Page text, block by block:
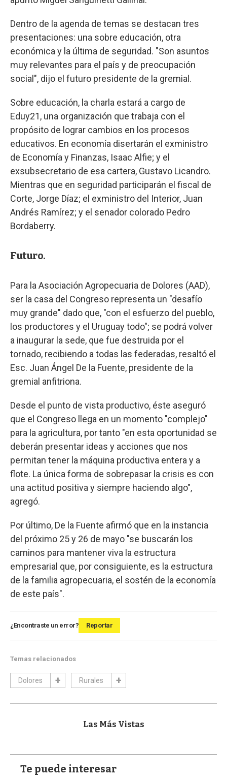
Dentro de la agenda de temas se destacan tres
presentaciones: una sobre educación, otra
económica y la última de seguridad. "Son asuntos
muy relevantes para el país y de preocupación
social", dijo el futuro presidente de la gremial.
Sobre educación, la charla estará a cargo de
Eduy21, una organización que trabaja con el
propósito de lograr cambios en los procesos
educativos. En economía disertarán el exministro
de Economía y Finanzas, Isaac Alfie; y el
exsubsecretario de esa cartera, Gustavo Licandro.
Mientras que en seguridad participarán el fiscal de
Corte, Jorge Díaz; el exministro del Interior, Juan
Andrés Ramírez; y el senador colorado Pedro
Bordaberry.
Futuro.
Para la Asociación Agropecuaria de Dolores (AAD),
ser la casa del Congreso representa un "desafío
muy grande" dado que, "con el esfuerzo del pueblo,
los productores y el Uruguay todo"; se podrá volver
a inaugurar la sede, que fue destruida por el
tornado, recibiendo a todas las federadas, resaltó el
Esc. Juan Ángel De la Fuente, presidente de la
gremial anfitriona.
Desde el punto de vista productivo, éste aseguró
que el Congreso llega en un momento "complejo"
para la agricultura, por tanto "en esta oportunidad se
deberán presentar ideas y acciones que nos
permitan tener la máquina productiva entera y a
flote. La única forma de sobrepasar la crisis es con
una actitud positiva y siempre haciendo algo",
agregó.
Por último, De la Fuente afirmó que en la instancia
del próximo 25 y 26 de mayo "se buscarán los
caminos para mantener viva la estructura
empresarial que, por consiguiente, es la estructura
de la familia agropecuaria, el sostén de la economía
de este país".
¿Encontraste un error? Reportar
Temas relacionados
Dolores Rurales
Las Más Vistas
Te puede interesar